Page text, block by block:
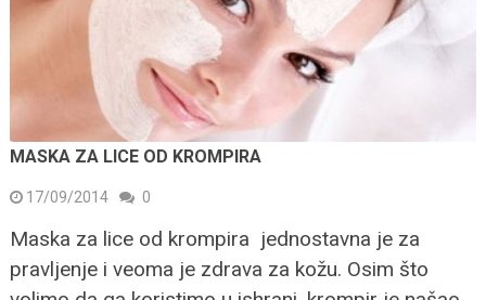
MASKA ZA LICE OD KROMPIRA
17/09/2014 0
Maska za lice od krompira jednostavna je za
pravljenje i veoma je zdrava za kožu. Osim što